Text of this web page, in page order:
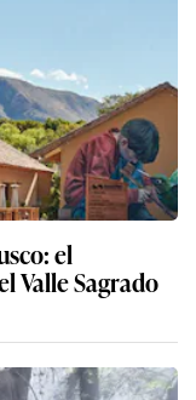
el
Valle Sagrado